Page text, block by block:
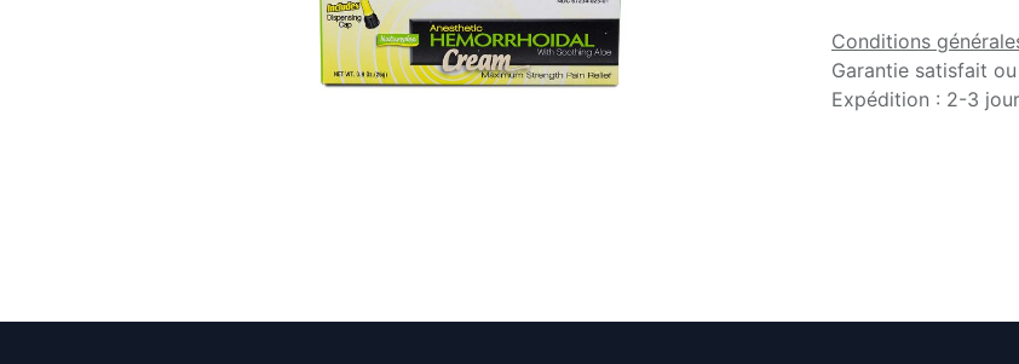
Conditions
Garantie satisfait
Expédition : 2-3